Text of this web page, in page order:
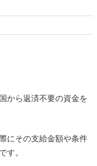
から返済不要の資金を
にその支給金額や条件
す。